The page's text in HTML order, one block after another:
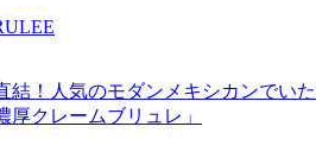
結！人気のモダンメキシカンでいた
厚クレームブリュレ」